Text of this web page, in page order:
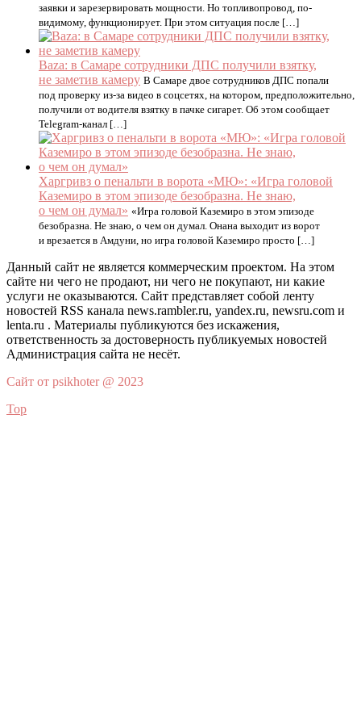
заявки и зарезервировать мощности. Но топливопровод, по-
видимому, функционирует. При этом ситуация после […]
Baza: в Самаре сотрудники ДПС получили взятку,
не заметив камеру В Самаре двое сотрудников ДПС попали
под проверку из-за видео в соцсетях, на котором, предположительно,
получили от водителя взятку в пачке сигарет. Об этом сообщает
Telegram-канал […]
Харгривз о пенальти в ворота «МЮ»: «Игра головой
Каземиро в этом эпизоде безобразна. Не знаю,
о чем он думал» «Игра головой Каземиро в этом эпизоде
безобразна. Не знаю, о чем он думал. Онана выходит из ворот
и врезается в Амдуни, но игра головой Каземиро просто […]
Данный сайт не является коммерческим проектом. На этом
сайте ни чего не продают, ни чего не покупают, ни какие
услуги не оказываются. Сайт представляет собой ленту
новостей RSS канала news.rambler.ru, yandex.ru, newsru.com и
lenta.ru . Материалы публикуются без искажения,
ответственность за достоверность публикуемых новостей
Администрация сайта не несёт.
Сайт от psikhoter @ 2023
Top